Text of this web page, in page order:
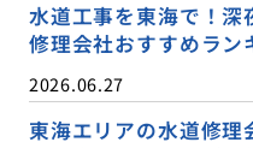
水道工事を東海で！深
修理会社おすすめラン
2026.06.27
東海エリアの水道修